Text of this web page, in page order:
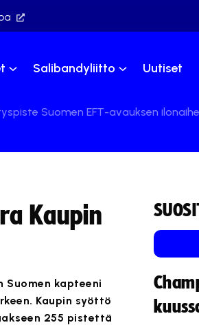
Salibandyliitto Uutiset
Suomen EFT-avauksen ilonaihe
Kaupin
kapteeni
Kaupin syöttö
255 pistettä